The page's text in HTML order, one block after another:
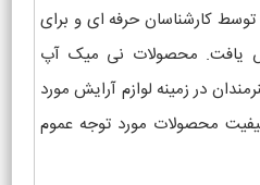
کارشناسان حرفه ای و برای
یافت. محصولات نی میک آپ
در زمینه لوازم آرایش مورد
محصولات مورد توجه عموم